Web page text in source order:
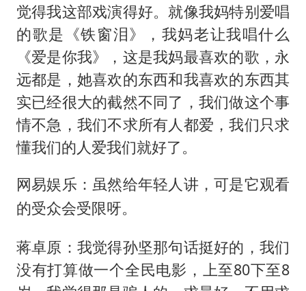
觉得我这部戏演得好。就像我妈特别爱唱
的歌是《铁窗泪》，我妈老让我唱什么
《爱是你我》，这是我妈最喜欢的歌，永
远都是，她喜欢的东西和我喜欢的东西其
实已经很大的截然不同了，我们做这个事
情不急，我们不求所有人都爱，我们只求
懂我们的人爱我们就好了。
网易娱乐：虽然给年轻人讲，可是它观看
的受众会受限呀。
蒋卓原：我觉得孙坚那句话挺好的，我们
没有打算做一个全民电影，上至80下至8